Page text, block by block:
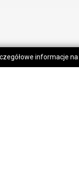
informacje